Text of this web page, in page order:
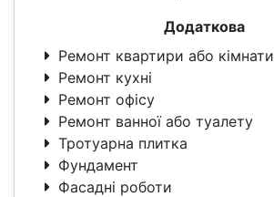
Додаткова
Ремонт квартири або кімнати
Ремонт кухні
Ремонт офісу
Ремонт ванної або туалету
Тротуарна плитка
Фундамент
Фасадні роботи